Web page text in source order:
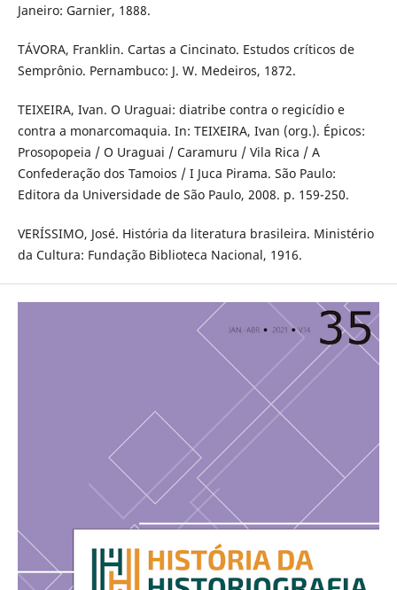
Janeiro: Garnier, 1888.
TÁVORA, Franklin. Cartas a Cincinato. Estudos críticos de
Semprônio. Pernambuco: J. W. Medeiros, 1872.
TEIXEIRA, Ivan. O Uraguai: diatribe contra o regicídio e
contra a monarcomaquia. In: TEIXEIRA, Ivan (org.). Épicos:
Prosopopeia / O Uraguai / Caramuru / Vila Rica / A
Confederação dos Tamoios / I Juca Pirama. São Paulo:
Editora da Universidade de São Paulo, 2008. p. 159-250.
VERÍSSIMO, José. História da literatura brasileira. Ministério
da Cultura: Fundação Biblioteca Nacional, 1916.